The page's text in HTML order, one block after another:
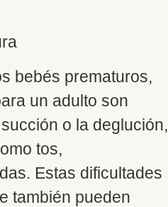
bebés prematuros,
un adulto son
o la deglución,
tos,
Estas dificultades
también pueden